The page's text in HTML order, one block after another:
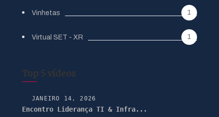
Vinhetas 1
Virtual SET - XR 1
Top 5 vídeos
JANEIRO 14, 2026
Encontro Liderança TI & Infra...